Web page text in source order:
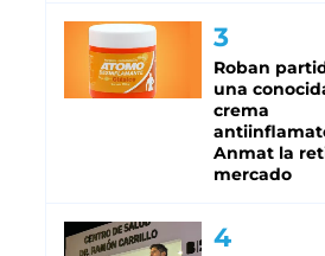
Roban
una
crema
Anmat la
mercado